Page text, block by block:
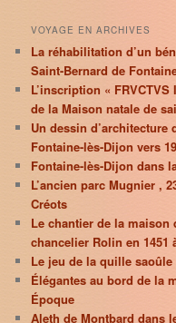
VOYAGE EN ARCHIVES
La réhabilitation d’un
Saint-Bernard de
L’inscription «
de la Maison natale de
Un dessin d’architecture
Fontaine-lès-Dijon vers
Fontaine-lès-Dijon dans
L’ancien parc Mugnier ,
Créots
Le chantier de la
chancelier Rolin en 1451
Le jeu de la quille saoûle
Élégantes au bord de la
Époque
Aleth de Montbard dans